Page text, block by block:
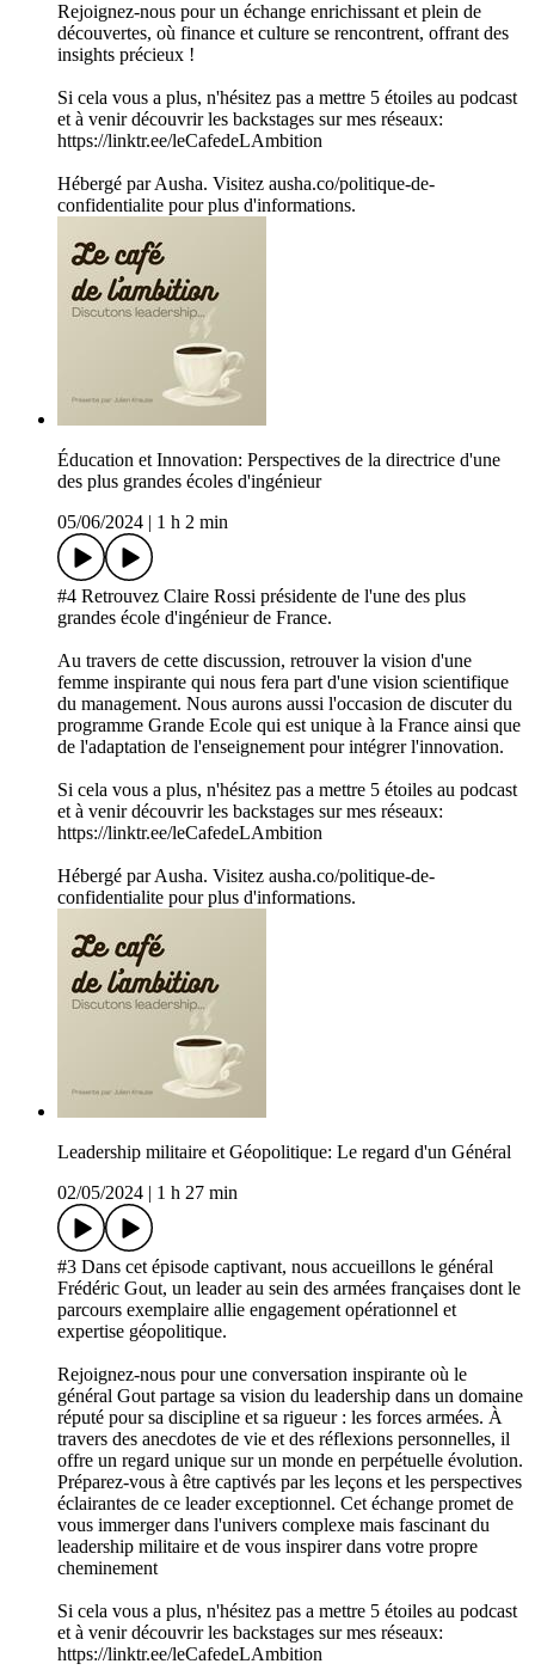
Rejoignez-nous pour un échange enrichissant et plein de
découvertes, où finance et culture se rencontrent, offrant des
insights précieux !
Si cela vous a plus, n'hésitez pas a mettre 5 étoiles au podcast
et à venir découvrir les backstages sur mes réseaux:
https://linktr.ee/leCafedeLAmbition
Hébergé par Ausha. Visitez ausha.co/politique-de-
confidentialite pour plus d'informations.
Éducation et Innovation: Perspectives de la directrice d'une
des plus grandes écoles d'ingénieur
05/06/2024
1 h 2 min
#4 Retrouvez Claire Rossi présidente de l'une des plus
grandes école d'ingénieur de France.
Au travers de cette discussion, retrouver la vision d'une
femme inspirante qui nous fera part d'une vision scientifique
du management. Nous aurons aussi l'occasion de discuter du
programme Grande Ecole qui est unique à la France ainsi que
de l'adaptation de l'enseignement pour intégrer l'innovation.
Si cela vous a plus, n'hésitez pas a mettre 5 étoiles au podcast
et à venir découvrir les backstages sur mes réseaux:
https://linktr.ee/leCafedeLAmbition
Hébergé par Ausha. Visitez ausha.co/politique-de-
confidentialite pour plus d'informations.
Leadership militaire et Géopolitique: Le regard d'un Général
02/05/2024
1 h 27 min
#3 Dans cet épisode captivant, nous accueillons le général
Frédéric Gout, un leader au sein des armées françaises dont le
parcours exemplaire allie engagement opérationnel et
expertise géopolitique.
Rejoignez-nous pour une conversation inspirante où le
général Gout partage sa vision du leadership dans un domaine
réputé pour sa discipline et sa rigueur : les forces armées. À
travers des anecdotes de vie et des réflexions personnelles, il
offre un regard unique sur un monde en perpétuelle évolution.
Préparez-vous à être captivés par les leçons et les perspectives
éclairantes de ce leader exceptionnel. Cet échange promet de
vous immerger dans l'univers complexe mais fascinant du
leadership militaire et de vous inspirer dans votre propre
cheminement
Si cela vous a plus, n'hésitez pas a mettre 5 étoiles au podcast
et à venir découvrir les backstages sur mes réseaux:
https://linktr.ee/leCafedeLAmbition